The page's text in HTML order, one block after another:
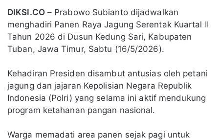
DIKSI.CO– Prabowo Subianto dijadwalkan
menghadiri Panen Raya Jagung Serentak Kuartal II
Tahun 2026 di Dusun Kedung Sari, Kabupaten
Tuban, Jawa Timur, Sabtu (16/5/2026).
Kehadiran Presiden disambut antusias oleh petani
jagung dan jajaran Kepolisian Negara Republik
Indonesia (Polri) yang selama ini aktif mendukung
program ketahanan pangan nasional.
Warga memadati area panen sejak pagi untuk